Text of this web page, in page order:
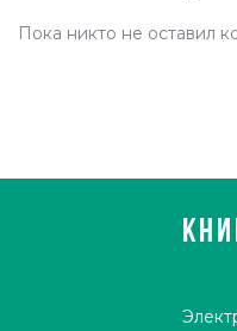
Пока никто не оставил